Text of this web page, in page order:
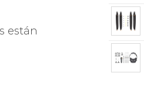
están